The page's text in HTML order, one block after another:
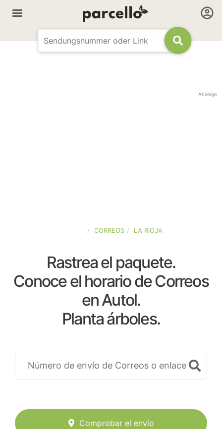
Anzeige
CORREOS LA RIOJA
Rastrea el paquete.
Conoce el horario de Correos
en Autol.
Planta árboles.
Comprobar el envío